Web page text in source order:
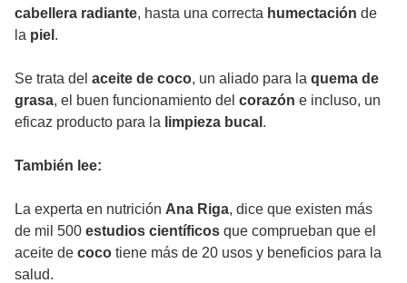
cabellera radiante, hasta una correcta humectación de
la piel .
Se trata del aceite de coco, un aliado para la quema de
grasa, el buen funcionamiento del corazón e incluso, un
eficaz producto para la limpieza bucal .
También lee:
La experta en nutrición Ana Riga, dice que existen más
de mil 500 estudios científicos que comprueban que el
aceite de coco tiene más de 20 usos y beneficios para la
salud.